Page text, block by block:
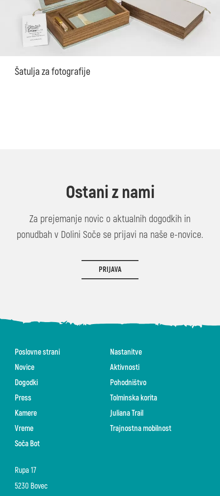
Šatulja za fotografije
Ostani z nami
Za prejemanje novic o aktualnih dogodkih in
ponudbah v Dolini Soče se prijavi na naše e-novice.
PRIJAVA
Rupa 17
5230 Bovec
Poslovne strani
Novice
Dogodki
Press
Kamere
Vreme
Soča Bot
Nastanitve
Aktivnosti
Pohodništvo
Tolminska korita
Juliana Trail
Trajnostna mobilnost